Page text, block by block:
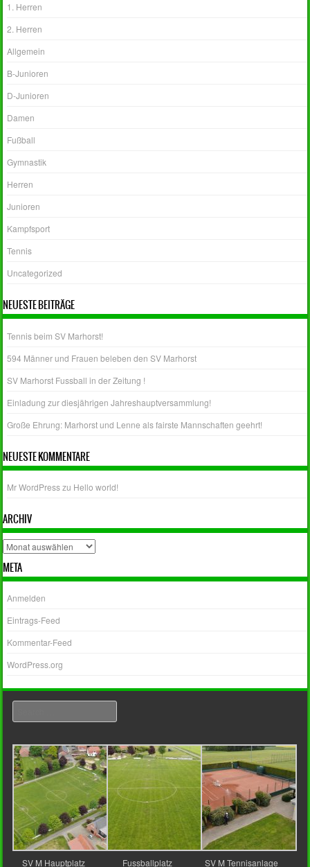
1. Herren
2. Herren
Allgemein
B-Junioren
D-Junioren
Damen
Fußball
Gymnastik
Herren
Junioren
Kampfsport
Tennis
Uncategorized
NEUESTE BEITRÄGE
Tennis beim SV Marhorst!
594 Männer und Frauen beleben den SV Marhorst
SV Marhorst Fussball in der Zeitung !
Einladung zur diesjährigen Jahreshauptversammlung!
Große Ehrung: Marhorst und Lenne als fairste Mannschaften geehrt!
NEUESTE KOMMENTARE
Mr WordPresszu Hello world!
ARCHIV
Archiv
META
Anmelden
Eintrags-Feed
Kommentar-Feed
WordPress.org
SV M Hauptplatz Fussballplatz SV M Tennisanlage